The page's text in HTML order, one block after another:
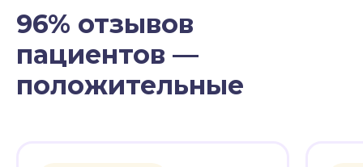
96% отзывов
пациентов —
положительные